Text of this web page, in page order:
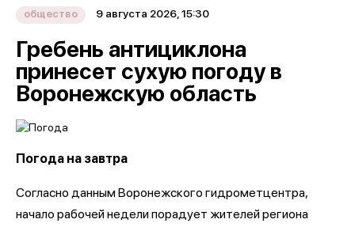
общество 9 августа 2026, 15:30
Гребень антициклона
принесет сухую погоду в
Воронежскую область
Погода на завтра
Согласно данным Воронежского гидрометцентра,
начало рабочей недели порадует жителей региона